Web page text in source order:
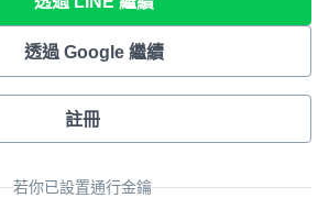
透過 Google 繼續
註冊
若你已設置通行金鑰